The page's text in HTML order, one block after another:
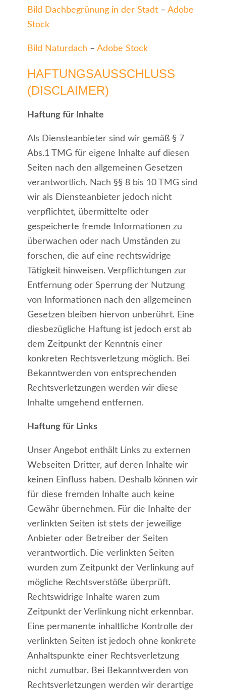
Bild Dachbegrünung in der Stadt – Adobe
Stock
Bild Naturdach – Adobe Stock
HAFTUNGSAUSSCHLUSS
(DISCLAIMER)
Haftung für Inhalte
Als Diensteanbieter sind wir gemäß § 7
Abs.1 TMG für eigene Inhalte auf diesen
Seiten nach den allgemeinen Gesetzen
verantwortlich. Nach §§ 8 bis 10 TMG sind
wir als Diensteanbieter jedoch nicht
verpflichtet, übermittelte oder
gespeicherte fremde Informationen zu
überwachen oder nach Umständen zu
forschen, die auf eine rechtswidrige
Tätigkeit hinweisen. Verpflichtungen zur
Entfernung oder Sperrung der Nutzung
von Informationen nach den allgemeinen
Gesetzen bleiben hiervon unberührt. Eine
diesbezügliche Haftung ist jedoch erst ab
dem Zeitpunkt der Kenntnis einer
konkreten Rechtsverletzung möglich. Bei
Bekanntwerden von entsprechenden
Rechtsverletzungen werden wir diese
Inhalte umgehend entfernen.
Haftung für Links
Unser Angebot enthält Links zu externen
Webseiten Dritter, auf deren Inhalte wir
keinen Einfluss haben. Deshalb können wir
für diese fremden Inhalte auch keine
Gewähr übernehmen. Für die Inhalte der
verlinkten Seiten ist stets der jeweilige
Anbieter oder Betreiber der Seiten
verantwortlich. Die verlinkten Seiten
wurden zum Zeitpunkt der Verlinkung auf
mögliche Rechtsverstöße überprüft.
Rechtswidrige Inhalte waren zum
Zeitpunkt der Verlinkung nicht erkennbar.
Eine permanente inhaltliche Kontrolle der
verlinkten Seiten ist jedoch ohne konkrete
Anhaltspunkte einer Rechtsverletzung
nicht zumutbar. Bei Bekanntwerden von
Rechtsverletzungen werden wir derartige